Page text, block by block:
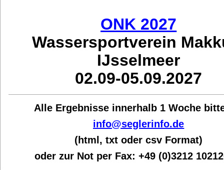
ONK 2027
Wassersportverein
IJsselmeer
02.09-05.09.2027
Alle Ergebnisse innerhalb 1 Woche bit
info@seglerinfo.de
(html, txt oder csv Format)
oder zur Not per Fax:+49 (0)3212